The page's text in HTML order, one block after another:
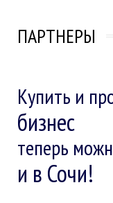
ПАРТНЕРЫ
Купить и
бизнес
теперь
и в Сочи!